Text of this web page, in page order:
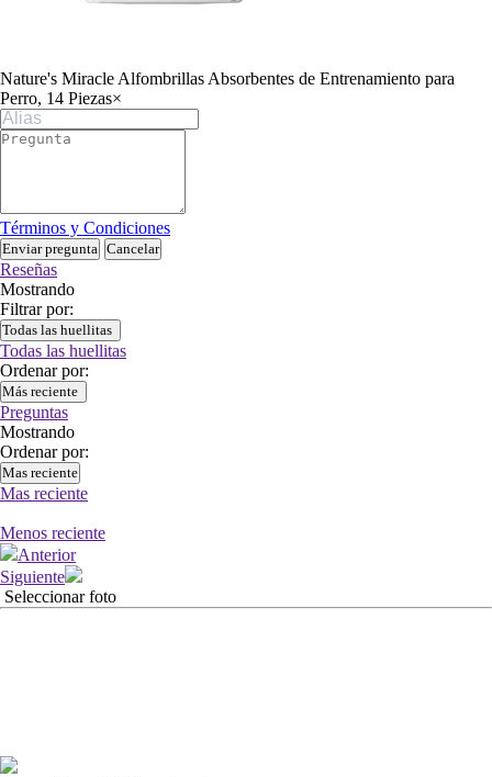
Nature's Miracle Alfombrillas Absorbentes de Entrenamiento para
Perro, 14 Piezas×
Términos y Condiciones
Enviar pregunta Cancelar
Reseñas
Mostrando
Filtrar por:
Todas las huellitas
Todas las huellitas
Ordenar por:
Más reciente
Preguntas
Mostrando
Ordenar por:
Mas reciente
Mas reciente
Menos reciente
Anterior
Siguiente
Seleccionar foto